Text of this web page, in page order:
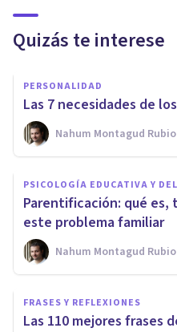
Quizás te interese
PERSONALIDAD
Las 7 necesidades de
Nahum Montagud Rubio
PSICOLOGÍA EDUCATIVA Y
Parentificación: qué
este problema familiar
Nahum Montagud Rubio
FRASES Y REFLEXIONES
Las 110 mejores frases